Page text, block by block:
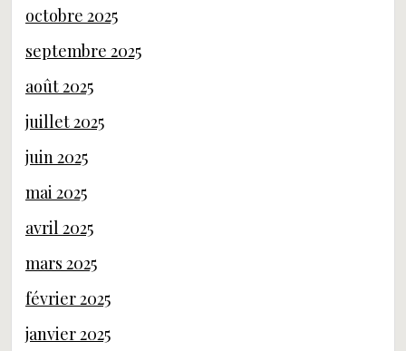
octobre 2025
septembre 2025
août 2025
juillet 2025
juin 2025
mai 2025
avril 2025
mars 2025
février 2025
janvier 2025